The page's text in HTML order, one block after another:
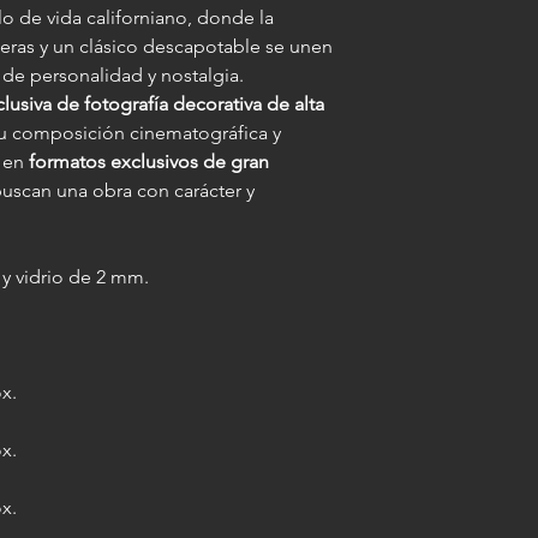
de vida californiano, donde la
y un clásico descapotable se unen
personalidad y nostalgia.
de fotografía decorativa de alta
composición cinematográfica y
formatos exclusivos de gran
una obra con carácter y
vidrio de 2 mm.